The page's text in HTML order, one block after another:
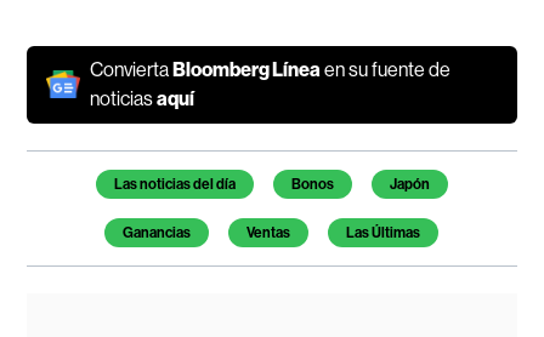
ConviertaBloomberg Línea en su fuente de
noticiasaquí
Temas de este artículo
Las noticias del día Bonos Japón
Ganancias Ventas Las Últimas